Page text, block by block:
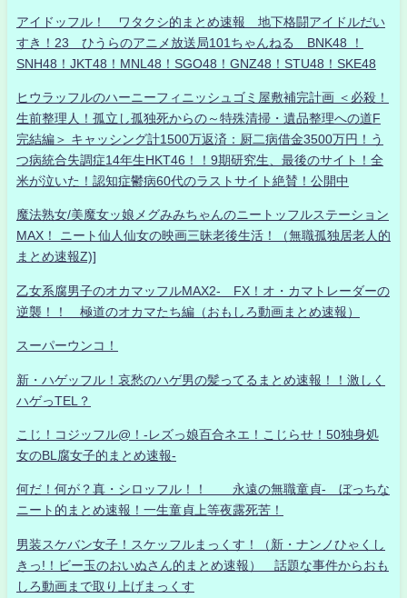
アイドッフル！ ワタクシ的まとめ速報 地下格闘アイドルだい
すき！23 ひうらのアニメ放送局101ちゃんねる BNK48 ！
SNH48！JKT48！MNL48！SGO48！GNZ48！STU48！SKE48
ヒウラッフルのハーニーフィニッシュゴミ屋敷補完計画 ＜必殺！
生前整理人！孤立し孤独死からの～特殊清掃・遺品整理への道F
完結編＞ キャッシング計1500万返済：厨二病借金3500万円！う
つ病統合失調症14年生HKT46！！9期研究生、最後のサイト！全
米が泣いた！認知症鬱病60代のラストサイト絶賛！公開中
魔法熟女/美魔女ッ娘メグみみちゃんのニートッフルステーション
MAX！ ニート仙人仙女の映画三昧老後生活！（無職孤独居老人的
まとめ速報Z)]
乙女系腐男子のオカマッフルMAX2- FX！オ・カマトレーダーの
逆襲！！ 極道のオカマたち編（おもしろ動画まとめ速報）
スーパーウンコ！
新・ハゲッフル！哀愁のハゲ男の髪ってるまとめ速報！！激しく
ハゲっTEL？
こじ！コジッフル@！-レズっ娘百合ネエ！こじらせ！50独身処
女のBL腐女子的まとめ速報-
何だ！何が？真・シロッフル！！ 永遠の無職童貞- ぼっちな
ニート的まとめ速報！一生童貞上等夜露死苦！
男装スケバン女子！スケッフルまっくす！（新・ナンノひゃくし
きっ!！ビー玉のおいぬさん的まとめ速報） 話題な事件からおも
しろ動画まで取り上げまっくす